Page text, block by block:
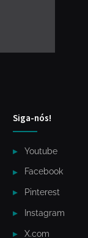
Siga-nós!
Youtube
Facebook
Pinterest
Instagram
X.com